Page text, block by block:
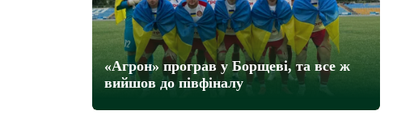
«Агрон» програв у Борщеві, та все ж
вийшов до півфіналу